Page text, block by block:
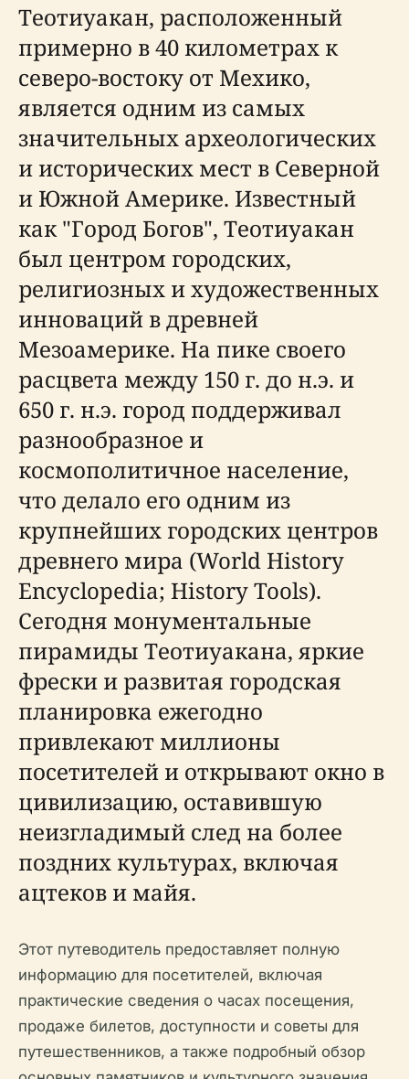
Теотиуакан, расположенный
примерно в 40 километрах к
северо-востоку от Мехико,
является одним из самых
значительных археологических
и исторических мест в Северной
и Южной Америке. Известный
как "Город Богов", Теотиуакан
был центром городских,
религиозных и художественных
инноваций в древней
Мезоамерике. На пике своего
расцвета между 150 г. до н.э. и
650 г. н.э. город поддерживал
разнообразное и
космополитичное население,
что делало его одним из
крупнейших городских центров
древнего мира (World History
Encyclopedia; History Tools).
Сегодня монументальные
пирамиды Теотиуакана, яркие
фрески и развитая городская
планировка ежегодно
привлекают миллионы
посетителей и открывают окно в
цивилизацию, оставившую
неизгладимый след на более
поздних культурах, включая
ацтеков и майя.
Этот путеводитель предоставляет полную
информацию для посетителей, включая
практические сведения о часах посещения,
продаже билетов, доступности и советы для
путешественников, а также подробный обзор